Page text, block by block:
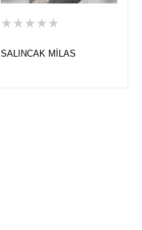
★★★★★
SALINCAK MİLAS